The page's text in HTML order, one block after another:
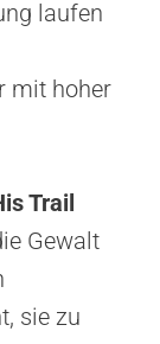
laufen
mit hoher
Trail
Gewalt
sie zu